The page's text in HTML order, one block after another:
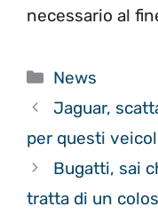
necessario al
Categorie
News
Jaguar,
per questi
Bugatti, sai
tratta di un